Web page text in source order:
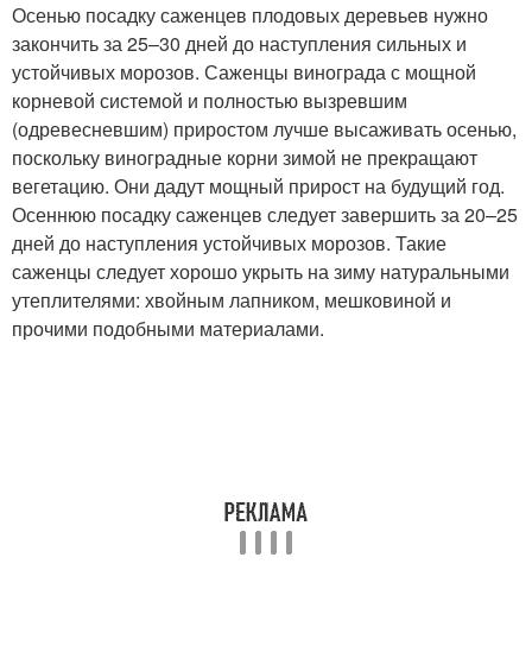
Осенью посадку саженцев плодовых деревьев нужно
закончить за 25–30 дней до наступления сильных и
устойчивых морозов. Саженцы винограда с мощной
корневой системой и полностью вызревшим
(одревесневшим) приростом лучше высаживать осенью,
поскольку виноградные корни зимой не прекращают
вегетацию. Они дадут мощный прирост на будущий год.
Осеннюю посадку саженцев следует завершить за 20–25
дней до наступления устойчивых морозов. Такие
саженцы следует хорошо укрыть на зиму натуральными
утеплителями: хвойным лапником, мешковиной и
прочими подобными материалами.